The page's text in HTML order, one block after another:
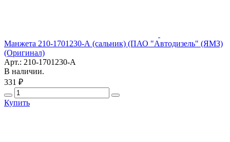
Манжета 210-1701230-А (сальник) (ПАО "Автодизель" (ЯМЗ)
(Оригинал)
Арт.: 210-1701230-А
В наличии.
331 ₽
Купить